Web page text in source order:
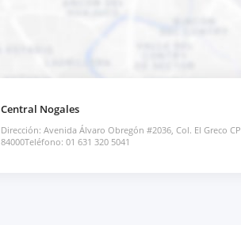
Central Nogales
Dirección: Avenida Álvaro Obregón #2036, Col. El Greco CP
84000Teléfono: 01 631 320 5041